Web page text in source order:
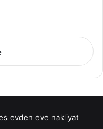
evden eve nakliyat